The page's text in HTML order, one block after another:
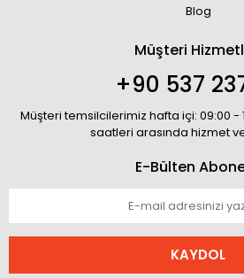
Blog
Müşteri
+90 537
Müşteri temsilcilerimiz hafta içi: 09:00 -
saatleri arasında hizmet
E-Bülten
KAYDOL